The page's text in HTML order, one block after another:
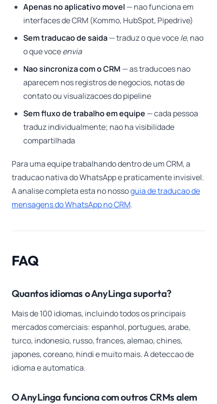
Apenas no aplicativo movel — nao funciona em
interfaces de CRM (Kommo, HubSpot, Pipedrive)
Sem traducao de saida— traduz o que vocele, nao
o que voceenvia
Nao sincroniza com o CRM — as traducoes nao
aparecem nos registros de negocios, notas de
contato ou visualizacoes do pipeline
Sem fluxo de trabalho em equipe — cada pessoa
traduz individualmente; nao ha visibilidade
compartilhada
Para uma equipe trabalhando dentro de um CRM, a
traducao nativa do WhatsApp e praticamente invisivel.
A analise completa esta no nossoguia de traducao de
mensagens do WhatsApp no CRM.
FAQ
Quantos idiomas o AnyLinga suporta?
Mais de 100 idiomas, incluindo todos os principais
mercados comerciais: espanhol, portugues, arabe,
turco, indonesio, russo, frances, alemao, chines,
japones, coreano, hindi e muito mais. A deteccao de
idioma e automatica.
O AnyLinga funciona com outros CRMs alem